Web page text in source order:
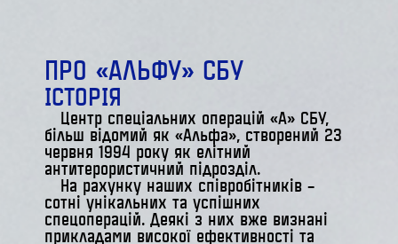
ПРО «АЛЬФУ» СБУ
ІСТОРІЯ
Центр спеціальних операцій «А» СБУ,
більш відомий як «Альфа», створений 23
червня 1994 року як елітний
антитерористичний підрозділ.
На рахунку наших співробітників –
сотні унікальних та успішних
спецоперацій. Деякі з них вже визнані
прикладами високої ефективності та